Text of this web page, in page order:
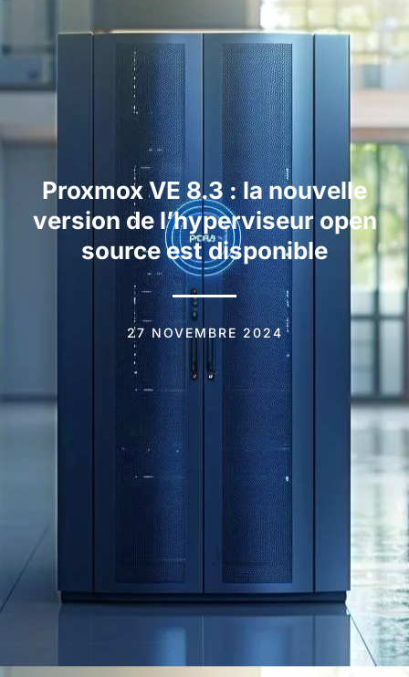
Proxmox VE 8.3 : la nouvelle
version de l’hyperviseur open
source est disponible
27 NOVEMBRE 2024